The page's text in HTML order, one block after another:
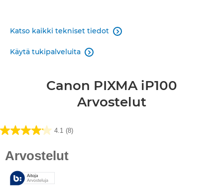
Katso kaikki tekniset tiedot 
Käytä tukipalveluita 
Canon PIXMA iP100
Arvostelut
4.1 (8)
4.1/5